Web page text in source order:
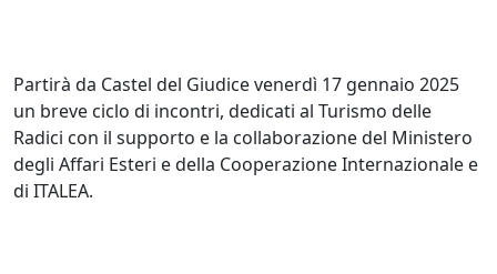
Partirà da Castel del Giudice venerdì 17 gennaio 2025
un breve ciclo di incontri, dedicati al Turismo delle
Radici con il supporto e la collaborazione del Ministero
degli Affari Esteri e della Cooperazione Internazionale e
di ITALEA.